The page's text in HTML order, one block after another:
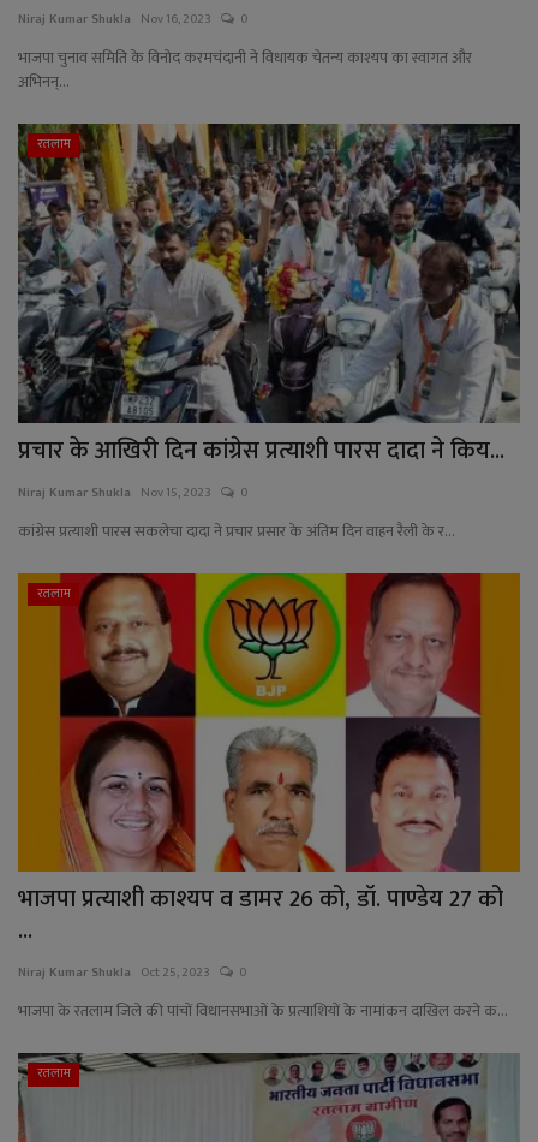
Niraj Kumar Shukla Nov 16, 2023 0
भाजपा चुनाव समिति के विनोद करमचंदानी ने विधायक चेतन्य काश्यप का स्वागत और
अभिनन्...
रतलाम
प्रचार के आखिरी दिन कांग्रेस प्रत्याशी पारस दादा ने किय...
Niraj Kumar Shukla Nov 15, 2023 0
कांग्रेस प्रत्याशी पारस सकलेचा दादा ने प्रचार प्रसार के अंतिम दिन वाहन रैली के र...
रतलाम
भाजपा प्रत्याशी काश्यप व डामर 26 को, डॉ. पाण्डेय 27 को
...
Niraj Kumar Shukla Oct 25, 2023 0
भाजपा के रतलाम जिले की पांचों विधानसभाओं के प्रत्याशियों के नामांकन दाखिल करने क...
रतलाम